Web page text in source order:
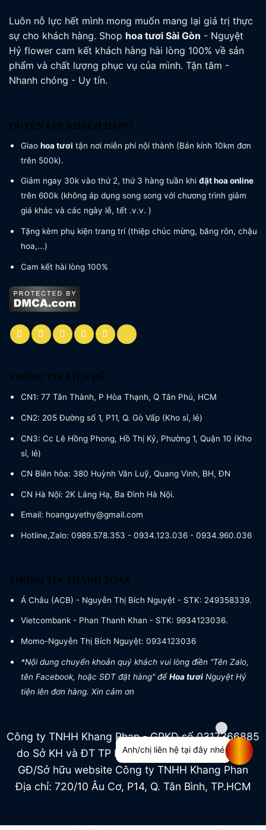
Luôn nỗ lực hết mình mong muốn mang lại giá trị thực
sự cho khách hàng. Shop hoa tươi Sài Gòn - Nguyệt
Hỷ flower cam kết khách hàng hài lòng 100% về sản
phẩm và chất lượng phục vụ của mình. Tận tâm -
Nhanh chóng - Uy tín.
QUYỀN LỢI KHÁCH HÀNG
Giao hoa tươi tận nơi miễn phí nội thành (Bán kính 10km đơn
trên 500k).
Giảm ngay 30k vào thứ 2, thứ 3 hàng tuần khi đặt hoa online
trên 600k (không áp dụng song song với chương trình giảm
giá khác và các ngày lễ, tết .v.v. )
Tặng kèm phụ kiện trang trí (thiệp chúc mừng, băng rôn, chậu
hoa,...)
Cam kết hài lòng 100%
THÔNG TIN LIÊN HỆ
CN1: 77 Tân Thành, P Hòa Thạnh, Q Tân Phú, HCM
CN2: 205 Đường số 1, P11, Q. Gò Vấp (Kho sỉ, lẻ)
CN3: Cc Lê Hồng Phong, Hồ Thị Kỷ, Phường 1, Quận 10 (Kho
sỉ, lẻ)
CN Biên hòa: 380 Huỳnh Văn Luỹ, Quang Vinh, BH, ĐN
CN Hà Nội: 2K Láng Hạ, Ba Đình Hà Nội.
Email: hoanguyethy@gmail.com
Hotline,Zalo: 0989.578.353 - 0934.123.036 - 0934.960.036
THÔNG TIN THANH TOÁN
Á Châu (ACB) - Nguyễn Thị Bích Nguyệt - STK: 249358339.
Vietcombank - Phan Thanh Khan - STK: 9934123036.
Momo-Nguyễn Thị Bích Nguyệt: 0934123036
*Nội dung chuyển khoản quý khách vui lòng điền "Tên Zalo,
tên Facebook, hoặc SĐT đặt hàng" đểHoa tươi Nguyệt Hỷ
tiện lên đơn hàng. Xin cảm ơn
Công ty TNHH Khang Phan - GPKD số 0317366885
do Sở KH và ĐT TP HCM cấp ngày 04/07/2022
GĐ/Sở hữu website Công ty TNHH Khang Phan
Địa chỉ: 720/10 Âu Cơ, P14, Q. Tân Bình, TP.HCM
Anh/chị liên hệ tại đây nhé